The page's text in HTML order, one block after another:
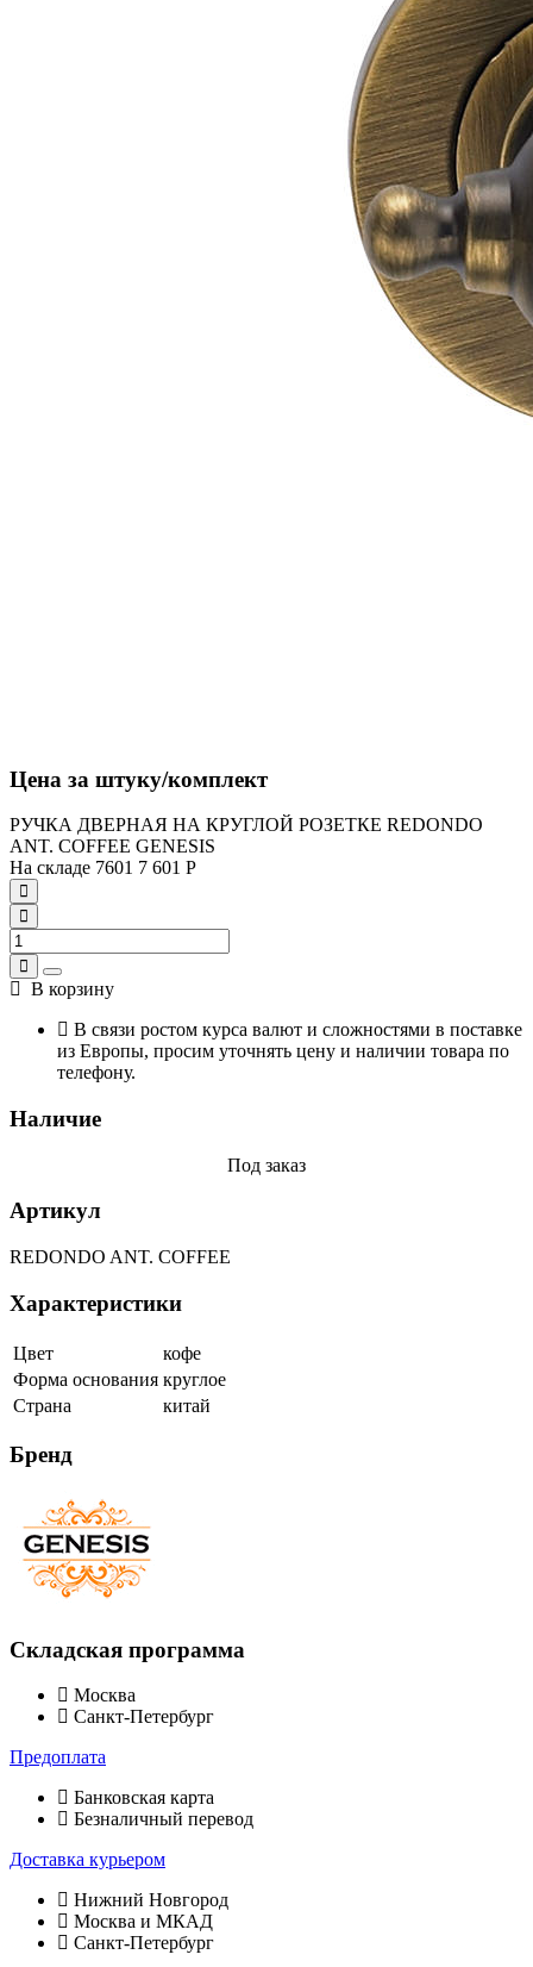
Цена за штуку/комплект
РУЧКА ДВЕРНАЯ НА КРУГЛОЙ РОЗЕТКЕ REDONDO
ANT. COFFEE GENESIS
На складе 7601 7 601 Р
В корзину
В связи ростом курса валют и сложностями в поставке
из Европы, просим уточнять цену и наличии товара по
телефону.
Наличие
Под заказ
Артикул
REDONDO ANT. COFFEE
Характеристики
Цвет
кофе
Форма основания круглое
Страна
китай
Бренд
Складская программа
Москва
Санкт-Петербург
Предоплата
Банковская карта
Безналичный перевод
Доставка курьером
Нижний Новгород
Москва и МКАД
Санкт-Петербург